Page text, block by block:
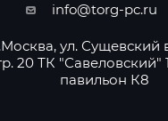
info@torg-pc.ru
ул. Сущевский
20 ТК "Савеловский"
павильон К8